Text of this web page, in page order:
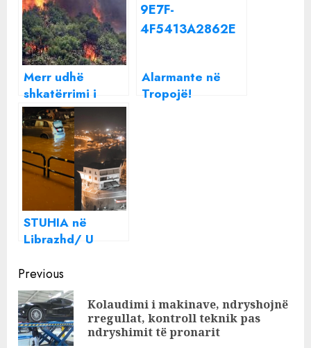
Merr udhë
shkatërrimi i
Pyllit të Sodës
Darëzezës dhe
Semanit në
shërbim të
OLIGARKUT
Premium, siç e
paralajmëroi
Gazeta Jonë
Alarmante në
Tropojë!
STUHIA në
Librazhd/ U
rrugët, disa
persona mbetën
të bllokuar!
Continue
Reading
Previous
Kolaudimi i makinave, ndryshojnë
rregullat, kontroll teknik pas
ndryshimit të pronarit